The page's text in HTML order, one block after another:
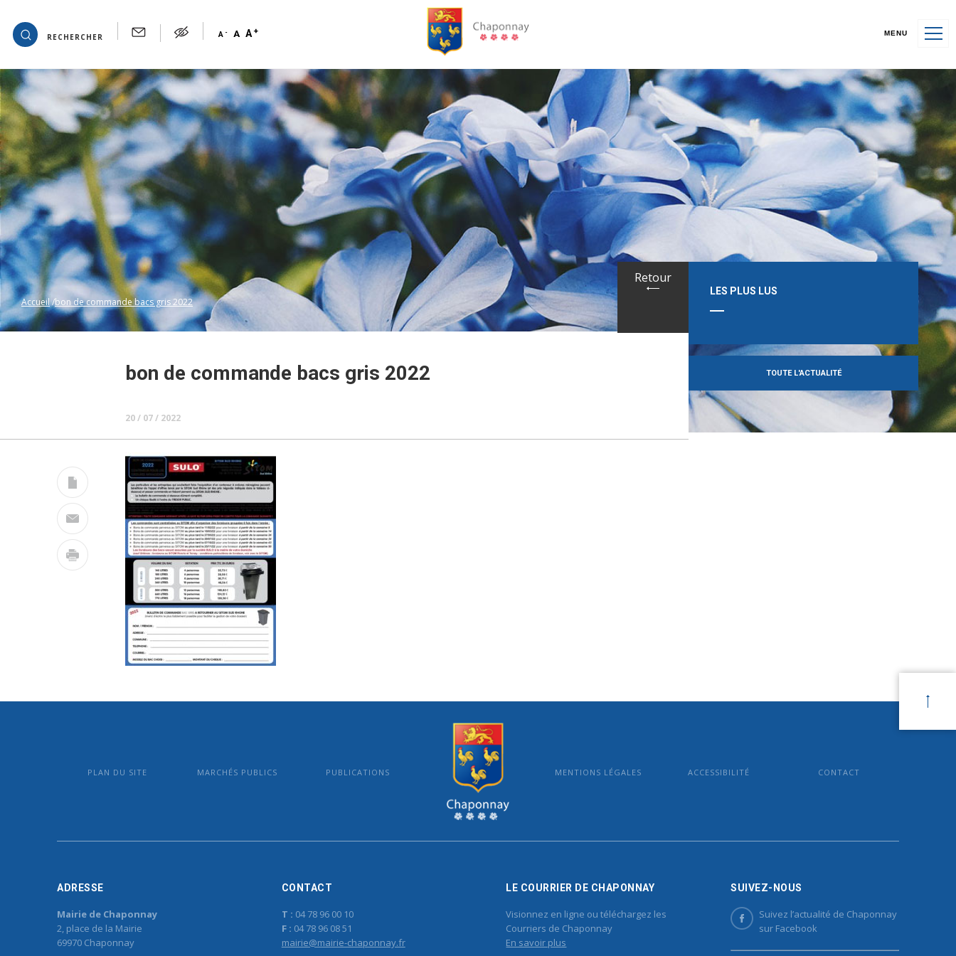
RECHERCHER A - A A+ MENU
Accueil bon de commande bacs gris 2022
bon de commande bacs gris 2022
20 / 07 / 2022
Retour
LES PLUS LUS
TOUTE L'ACTUALITÉ
PLAN DU SITE MARCHÉS PUBLICS PUBLICATIONS MENTIONS LÉGALES ACCESSIBILITÉ CONTACT
ADRESSE
Mairie de Chaponnay
2, place de la Mairie
69970 Chaponnay
CONTACT
T : 04 78 96 00 10
F : 04 78 96 08 51
mairie@mairie-chaponnay.fr
LE COURRIER DE CHAPONNAY
Visionnez en ligne ou téléchargez les
Courriers de Chaponnay
En savoir plus
SUIVEZ-NOUS
Suivez l’actualité de Chaponnay
sur Facebook